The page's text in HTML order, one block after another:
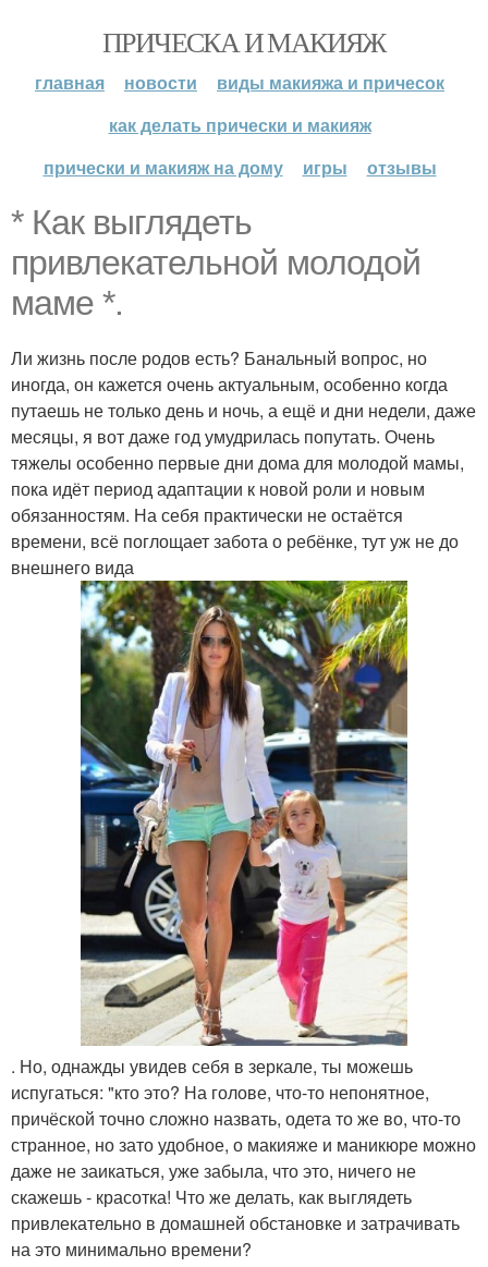
ПРИЧЕСКА И МАКИЯЖ
главная новости
виды макияжа и причесок
как делать прически и макияж
прически и макияж на дому
игры отзывы
* Как выглядеть
привлекательной молодой
маме *.
Ли жизнь после родов есть? Банальный вопрос, но
иногда, он кажется очень актуальным, особенно когда
путаешь не только день и ночь, а ещё и дни недели, даже
месяцы, я вот даже год умудрилась попутать. Очень
тяжелы особенно первые дни дома для молодой мамы,
пока идёт период адаптации к новой роли и новым
обязанностям. На себя практически не остаётся
времени, всё поглощает забота о ребёнке, тут уж не до
внешнего вида
. Но, однажды увидев себя в зеркале, ты можешь
испугаться: "кто это? На голове, что-то непонятное,
причёской точно сложно назвать, одета то же во, что-то
странное, но зато удобное, о макияже и маникюре можно
даже не заикаться, уже забыла, что это, ничего не
скажешь - красотка! Что же делать, как выглядеть
привлекательно в домашней обстановке и затрачивать
на это минимально времени?